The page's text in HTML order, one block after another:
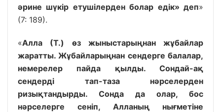
әрине шүкір етушілерден болар едік» деп»
(7: 189).
«Алла (Т.) өз жыныстарыңнан жұбайлар
жаратты. Жұбайларыңнан сендерге балалар,
немерелер пайда қылды. Сондай-ақ
сендерді тап-таза нәрселерден
ризықтандырды. Сонда да олар, бос
нәрселерге сеніп, Алланың нығметіне